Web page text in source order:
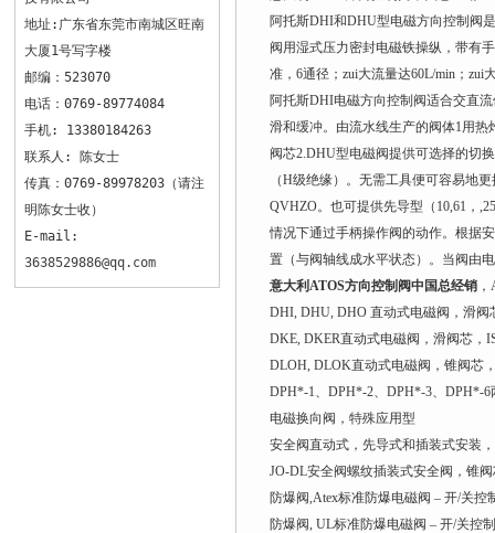
地址:广东省东莞市南城区旺南
大厦1号写字楼
邮编：523070
电话：0769-89774084
手机: 13380184263
联系人: 陈女士
传真：0769-89978203（请注
明陈女士收）
E-mail:
3638529886@qq.com
阿托斯DHI和DHU型电磁方向控制阀
阀用湿式压力密封电磁铁操纵，带有
准，6通径；zui大流量达60L/min；zui
阿托斯DHI电磁方向控制阀适合交直
滑和缓冲。由流水线生产的阀体1用
阀芯2.DHU型电磁阀提供可选择的切
（H级绝缘）。无需工具便可容易地
QVHZO。也可提供先导型（10,61，
情况下通过手柄操作阀的动作。根据
置（与阀轴线成水平状态）。当阀由
意大利ATOS方向控制阀中国总经销
DHI, DHU, DHO 直动式电磁阀，滑阀
DKE, DKER直动式电磁阀，滑阀芯，
DLOH, DLOK直动式电磁阀，锥阀芯
DPH*-1、DPH*-2、DPH*-3、DPH*-
电磁换向阀，特殊应用型
安全阀直动式，先导式和插装式安装
JO-DL安全阀螺纹插装式安全阀，锥
防爆阀,Atex标准防爆电磁阀 – 开/关控
防爆阀, UL标准防爆电磁阀 – 开/关控